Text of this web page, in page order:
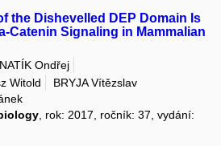
the Dishevelled DEP Domain Is
Catenin Signaling in Mammalian
Ondřej
Witold
BRYJA Vítězslav
, rok: 2017, ročník: 37, vydání: